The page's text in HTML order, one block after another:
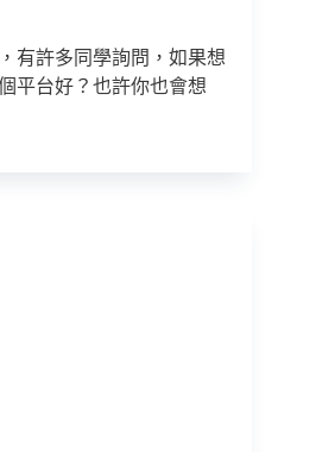
有許多同學詢問，如果想
平台好？也許你也會想